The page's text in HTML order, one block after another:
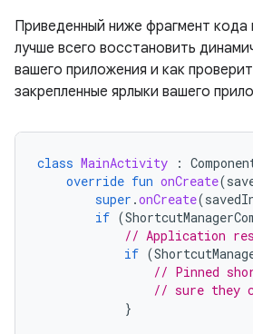
Приведенный ниже фрагмент кода
лучше всего восстановить
вашего приложения и как
закрепленные ярлыки вашего
class MainActivity :
override fun onCreate(
super .onCreate(
if (
// Application
if (
// Pinned
// sure they
}